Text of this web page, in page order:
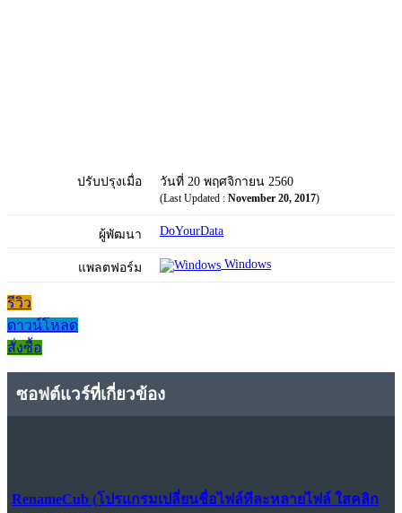
ปรับปรุงเมื่อ วันที่ 20 พฤศจิกายน 2560
(Last Updated : November 20, 2017)
ผู้พัฒนา DoYourData
แพลตฟอร์ม Windows
รีวิว
ดาวน์โหลด
สั่งซื้อ
ซอฟต์แวร์ที่เกี่ยวข้อง
RenameCub (โปรแกรมเปลี่ยนชื่อไฟล์ทีละหลายไฟล์ ใสคลิก